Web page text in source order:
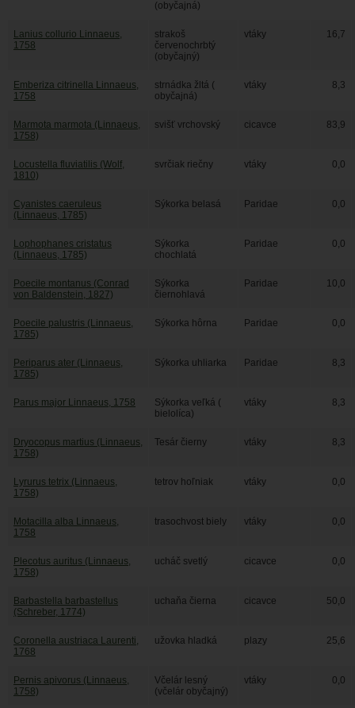
(obyčajná)
Lanius collurio Linnaeus,
1758
strakoš
červenochrbtý
(obyčajný)
vtáky 16,7
Emberiza citrinella Linnaeus,
1758
strnádka žltá (
obyčajná)
vtáky 8,3
Marmota marmota (Linnaeus,
1758)
svišť vrchovský cicavce 83,9
Locustella fluviatilis (Wolf,
1810)
svrčiak riečny vtáky 0,0
Cyanistes caeruleus
(Linnaeus, 1785)
Sýkorka belasá Paridae 0,0
Lophophanes cristatus
(Linnaeus, 1785)
Sýkorka
chochlatá
Paridae 0,0
Poecile montanus (Conrad
von Baldenstein, 1827)
Sýkorka
čiernohlavá
Paridae 10,0
Poecile palustris (Linnaeus,
1785)
Sýkorka hôrna Paridae 0,0
Periparus ater (Linnaeus,
1785)
Sýkorka uhliarka Paridae 8,3
Parus major Linnaeus, 1758
Sýkorka veľká (
bielolíca)
vtáky 8,3
Dryocopus martius (Linnaeus,
1758)
Tesár čierny vtáky 8,3
Lyrurus tetrix (Linnaeus,
1758)
tetrov hoľniak vtáky 0,0
Motacilla alba Linnaeus,
1758
trasochvost biely vtáky 0,0
Plecotus auritus (Linnaeus,
1758)
ucháč svetlý cicavce 0,0
Barbastella barbastellus
(Schreber, 1774)
uchaňa čierna cicavce 50,0
Coronella austriaca Laurenti,
1768
užovka hladká plazy 25,6
Pernis apivorus (Linnaeus,
1758)
Včelár lesný
(včelár obyčajný)
vtáky 0,0